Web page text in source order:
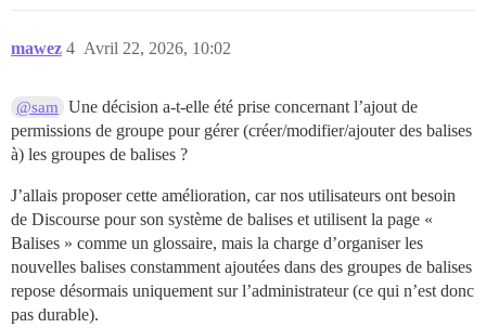
mawez Avril 22, 2026, 10:02
4
@sam
Une décision a-t-elle été prise concernant l’ajout de
permissions de groupe pour gérer (créer/modifier/ajouter des balises
à) les groupes de balises ?
J’allais proposer cette amélioration, car nos utilisateurs ont besoin
de Discourse pour son système de balises et utilisent la page «
Balises » comme un glossaire, mais la charge d’organiser les
nouvelles balises constamment ajoutées dans des groupes de balises
repose désormais uniquement sur l’administrateur (ce qui n’est donc
pas durable).